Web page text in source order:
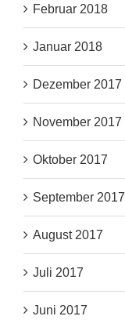
Februar 2018
Januar 2018
Dezember 2017
November 2017
Oktober 2017
September 2017
August 2017
Juli 2017
Juni 2017